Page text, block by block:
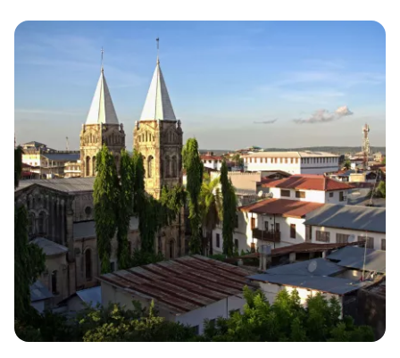
Continuer avec Facebook
Poursuivre avec le courrier
électronique